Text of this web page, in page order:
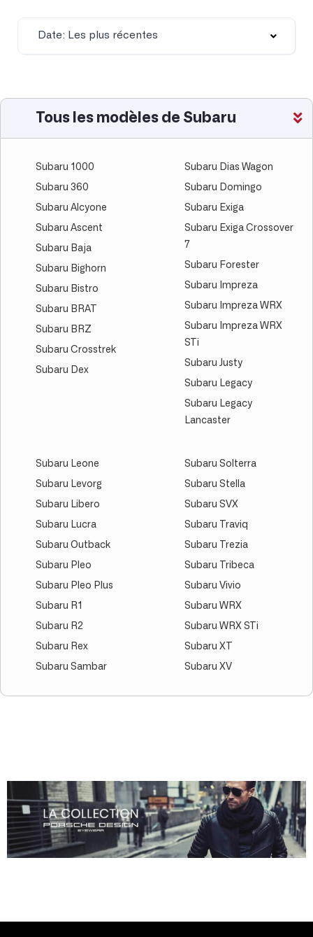
Date: Les plus récentes
Tous les modèles de Subaru
Subaru 1000
Subaru 360
Subaru Alcyone
Subaru Ascent
Subaru Baja
Subaru Bighorn
Subaru Bistro
Subaru BRAT
Subaru BRZ
Subaru Crosstrek
Subaru Dex
Subaru Dias Wagon
Subaru Domingo
Subaru Exiga
Subaru Exiga Crossover
7
Subaru Forester
Subaru Impreza
Subaru Impreza WRX
Subaru Impreza WRX
STi
Subaru Justy
Subaru Legacy
Subaru Legacy
Lancaster
Subaru Leone
Subaru Levorg
Subaru Libero
Subaru Lucra
Subaru Outback
Subaru Pleo
Subaru Pleo Plus
Subaru R1
Subaru R2
Subaru Rex
Subaru Sambar
Subaru Solterra
Subaru Stella
Subaru SVX
Subaru Traviq
Subaru Trezia
Subaru Tribeca
Subaru Vivio
Subaru WRX
Subaru WRX STi
Subaru XT
Subaru XV